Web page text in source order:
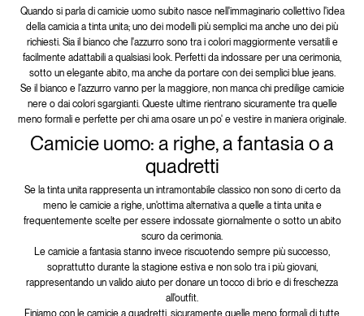
Quando si parla di camicie uomo subito nasce nell'immaginario collettivo l'idea
della camicia a tinta unita; uno dei modelli più semplici ma anche uno dei più
richiesti. Sia il bianco che l'azzurro sono tra i colori maggiormente versatili e
facilmente adattabili a qualsiasi look. Perfetti da indossare per una cerimonia,
sotto un elegante abito, ma anche da portare con dei semplici blue jeans.
Se il bianco e l'azzurro vanno per la maggiore, non manca chi predilige camicie
nere o dai colori sgargianti. Queste ultime rientrano sicuramente tra quelle
meno formali e perfette per chi ama osare un po' e vestire in maniera originale.
Camicie uomo: a righe, a fantasia o a
quadretti
Se la tinta unita rappresenta un intramontabile classico non sono di certo da
meno le camicie a righe, un'ottima alternativa a quelle a tinta unita e
frequentemente scelte per essere indossate giornalmente o sotto un abito
scuro da cerimonia.
Le camicie a fantasia stanno invece riscuotendo sempre più successo,
soprattutto durante la stagione estiva e non solo tra i più giovani,
rappresentando un valido aiuto per donare un tocco di brio e di freschezza
all'outfit.
Finiamo con le camicie a quadretti, sicuramente quelle meno formali di tutte